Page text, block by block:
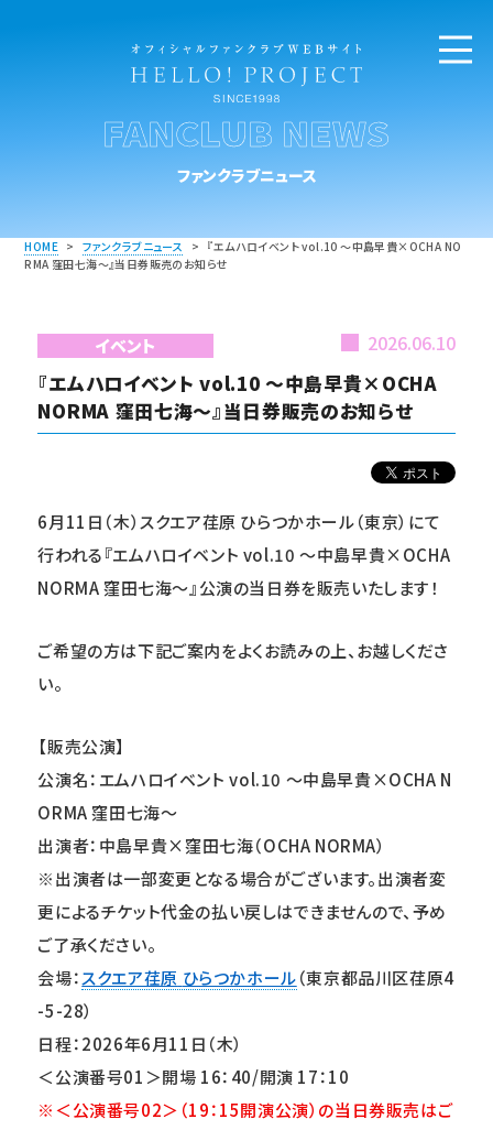
FANCLUB NEWS
ファンクラブニュース
HOME > ファンクラブニュース > 『エムハロイベント vol.10 ～中島早貴×OCHA NO
RMA 窪田七海～』当日券販売のお知らせ
イベント 2026.06.10
『エムハロイベント vol.10 ～中島早貴×OCHA
NORMA 窪田七海～』当日券販売のお知らせ
6月11日（木）スクエア荏原 ひらつかホール（東京）にて
行われる『エムハロイベント vol.10～中島早貴×OCHA
NORMA窪田七海～』公演の当日券を販売いたします！
ご希望の方は下記ご案内をよくお読みの上、お越しくださ
い。
【販売公演】
公演名： エムハロイベント vol.10 ～中島早貴×OCHA N
ORMA窪田七海～
出演者： 中島早貴×窪田七海（OCHA NORMA）
※出演者は一部変更となる場合がございます。出演者変
更によるチケット代金の払い戻しはできませんので、予め
ご了承ください。
会場：スクエア荏原 ひらつかホール（東京都品川区荏原4
-5-28）
日程：2026年6月11日（木）
＜公演番号01＞開場 16：40/開演 17：10
※＜公演番号02＞（19：15開演公演）の当日券販売はご